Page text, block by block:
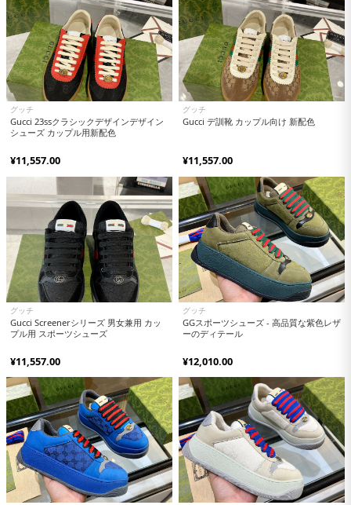
グッチ
Gucci 23ssクラシックデザインデザイン
シューズ カップル用新配色
¥11,557.00
グッチ
Gucci デ訓靴 カップル向け 新配色
¥11,557.00
グッチ
Gucci Screenerシリーズ 男女兼用 カッ
プル用 スポーツシューズ
¥11,557.00
グッチ
GGスポーツシューズ - 高品質な紫色レザ
ーのディテール
¥12,010.00